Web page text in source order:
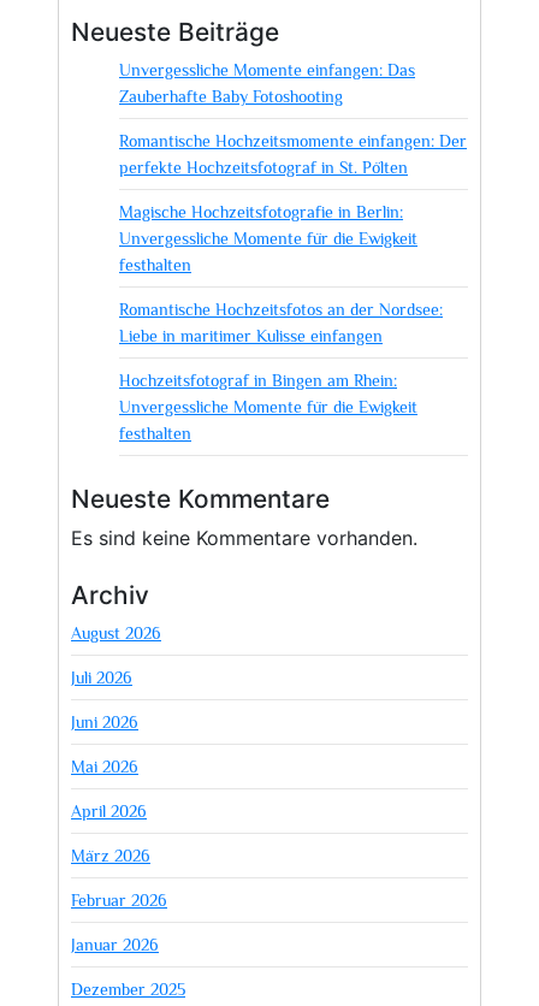
Bilder
jeden
Anlass
Neueste Beiträge
Unvergessliche Momente einfangen: Das
Zauberhafte Baby Fotoshooting
Romantische Hochzeitsmomente einfangen: Der
perfekte Hochzeitsfotograf in St. Pölten
Magische Hochzeitsfotografie in Berlin:
Unvergessliche Momente für die Ewigkeit
festhalten
Romantische Hochzeitsfotos an der Nordsee:
Liebe in maritimer Kulisse einfangen
Hochzeitsfotograf in Bingen am Rhein:
Unvergessliche Momente für die Ewigkeit
festhalten
Neueste Kommentare
Es sind keine Kommentare vorhanden.
Archiv
August 2026
Juli 2026
Juni 2026
Mai 2026
April 2026
März 2026
Februar 2026
Januar 2026
Dezember 2025